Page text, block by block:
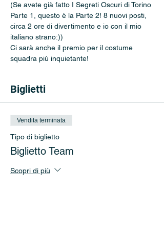
(Se avete già fatto I Segreti Oscuri di Torino
Parte 1, questo è la Parte 2! 8 nuovi posti,
circa 2 ore di divertimento e io con il mio
italiano strano:))
Ci sarà anche il premio per il costume
squadra più inquietante!
Biglietti
Vendita terminata
Tipo di biglietto
Biglietto Team
Scopri di più